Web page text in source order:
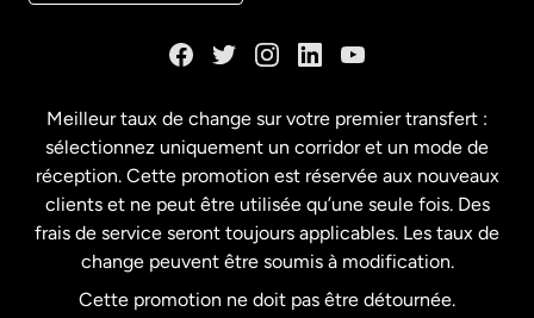
États-Unis English
États-Unis Español
Meilleur taux de change sur votre premier transfert :
sélectionnez uniquement un corridor et un mode de
réception. Cette promotion est réservée aux nouveaux
clients et ne peut être utilisée qu’une seule fois. Des
frais de service seront toujours applicables. Les taux de
change peuvent être soumis à modification.
Cette promotion ne doit pas être détournée.